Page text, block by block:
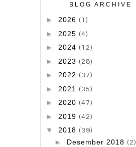
BLOG ARCHIVE
► 2026 (1)
► 2025 (4)
► 2024 (12)
► 2023 (28)
► 2022 (37)
► 2021 (35)
► 2020 (47)
► 2019 (42)
▼ 2018 (39)
► Desember 2018 (2)